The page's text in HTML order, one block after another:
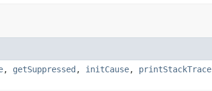
, getSuppressed , initCause, printStackTrace